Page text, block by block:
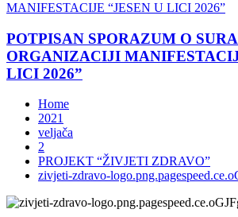
POTPISAN SPORAZUM O
ORGANIZACIJI
LICI 2026”
Home
2021
veljača
2
PROJEKT “ŽIVJETI ZDRAVO”
zivjeti-zdravo-